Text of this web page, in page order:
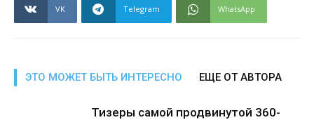
VK Telegram WhatsApp
ЭТО МОЖЕТ БЫТЬ ИНТЕРЕСНО ЕЩЕ ОТ АВТОРА
Тизеры самой продвинутой 360-